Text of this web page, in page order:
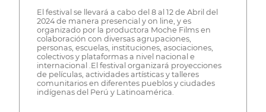
El festival se llevará a cabo del 8 al 12 de Abril del
2024 de manera presencial y on line, y es
organizado por la productora Moche Films en
colaboración con diversas agrupaciones,
personas, escuelas, instituciones, asociaciones,
colectivos y plataformas a nivel nacional e
internacional .El festival organizará proyecciones
de películas, actividades artísticas y talleres
comunitarios en diferentes pueblos y ciudades
indígenas del Perú y Latinoamérica.